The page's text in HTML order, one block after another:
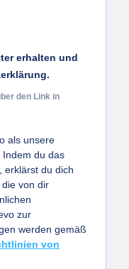
erhalten und
den Link in
als unsere
Indem du das
erklärst du dich
von dir
zur
werden gemäß
von